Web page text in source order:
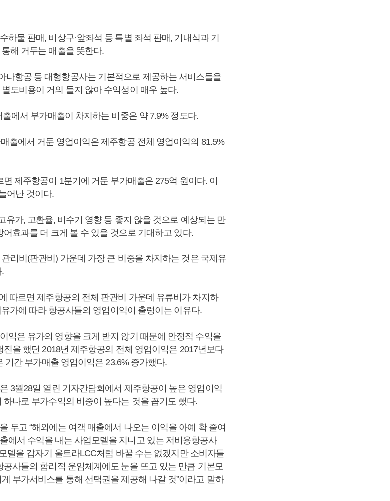
하물 판매, 비상구·앞좌석 등 특별 좌석 판매, 기내식과 기
해 거두는 매출을 뜻한다.
나항공 등 대형항공사는 기본적으로 제공하는 서비스들을
도비용이 거의 들지 않아 수익성이 매우 높다.
에서 부가매출이 차지하는 비중은 약 7.9% 정도다.
출에서 거둔 영업이익은 제주항공 전체 영업이익의 81.5%
제주항공이 1분기에 거둔 부가매출은 275억 원이다. 이
어난 것이다.
유가, 고환율, 비수기 영향 등 좋지 않을 것으로 예상되는 만
효과를 더 크게 볼 수 있을 것으로 기대하고 있다.
리비(판관비) 가운데 가장 큰 비중을 차지하는 것은 국제유
.
따르면 제주항공의 전체 판관비 가운데 유류비가 차지하
가에 따라 항공사들의 영업이익이 출렁이는 이유다.
익은 유가의 영향을 크게 받지 않기 때문에 안정적 수익을
을 했던 2018년 제주항공의 전체 영업이익은 2017년보다
기간 부가매출 영업이익은 23.6% 증가했다.
3월28일 열린 기자간담회에서 제주항공이 높은 영업이익
나로 부가수익의 비중이 높다는 것을 꼽기도 했다.
두고 “해외에는 여객 매출에서 나오는 이익을 아예 확 줄여
에서 수익을 내는 사업모델을 지니고 있는 저비용항공사
델을 갑자기 울트라LCC처럼 바꿀 수는 없겠지만 소비자들
사들의 합리적 운임체계에도 눈을 뜨고 있는 만큼 기본모
부가서비스를 통해 선택권을 제공해 나갈 것”이라고 말하